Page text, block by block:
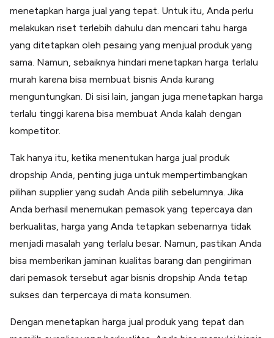
menetapkan harga jual yang tepat. Untuk itu, Anda perlu
melakukan riset terlebih dahulu dan mencari tahu harga
yang ditetapkan oleh pesaing yang menjual produk yang
sama. Namun, sebaiknya hindari menetapkan harga terlalu
murah karena bisa membuat bisnis Anda kurang
menguntungkan. Di sisi lain, jangan juga menetapkan harga
terlalu tinggi karena bisa membuat Anda kalah dengan
kompetitor.
Tak hanya itu, ketika menentukan harga jual produk
dropship Anda, penting juga untuk mempertimbangkan
pilihan supplier yang sudah Anda pilih sebelumnya. Jika
Anda berhasil menemukan pemasok yang tepercaya dan
berkualitas, harga yang Anda tetapkan sebenarnya tidak
menjadi masalah yang terlalu besar. Namun, pastikan Anda
bisa memberikan jaminan kualitas barang dan pengiriman
dari pemasok tersebut agar bisnis dropship Anda tetap
sukses dan terpercaya di mata konsumen.
Dengan menetapkan harga jual produk yang tepat dan